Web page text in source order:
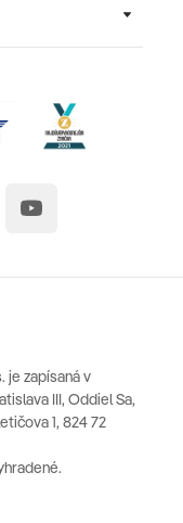
je zapísaná v
III, Oddiel Sa,
1, 824 72